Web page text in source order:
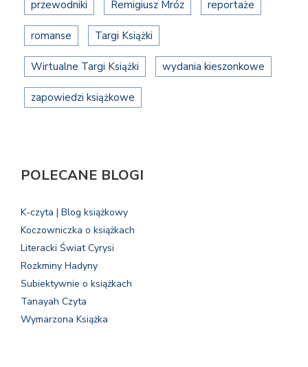
przewodniki Remigiusz Mróz reportaże
romanse Targi Książki
Wirtualne Targi Książki wydania kieszonkowe
zapowiedzi książkowe
POLECANE BLOGI
K-czyta | Blog książkowy
Koczowniczka o książkach
Literacki Świat Cyrysi
Rozkminy Hadyny
Subiektywnie o książkach
Tanayah Czyta
Wymarzona Książka